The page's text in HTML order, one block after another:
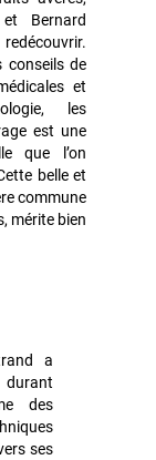
Bernard
de
et
les
est une
que l’on
belle et
commune
mérite bien
a
des
ses